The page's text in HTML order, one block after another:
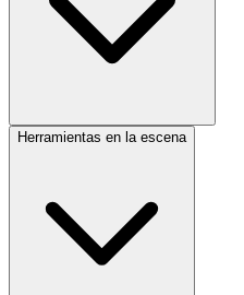
Herramientas en la escena